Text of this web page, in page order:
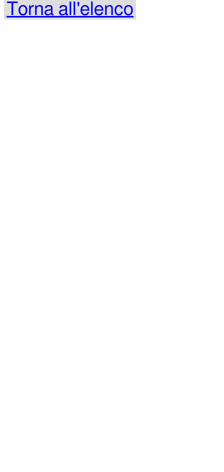
Torna all'elenco